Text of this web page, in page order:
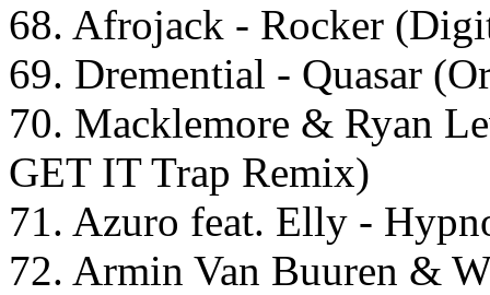
68. Afrojack - Rocker
69. Dremential - Quasar
70. Macklemore & Ryan
GET IT Trap Remix)
71. Azuro feat. Elly -
72. Armin Van Buuren &